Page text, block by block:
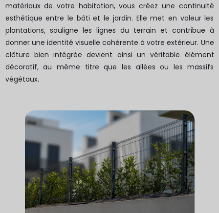
matériaux de votre habitation, vous créez une continuité
esthétique entre le bâti et le jardin. Elle met en valeur les
plantations, souligne les lignes du terrain et contribue à
donner une identité visuelle cohérente à votre extérieur. Une
clôture bien intégrée devient ainsi un véritable élément
décoratif, au même titre que les allées ou les massifs
végétaux.